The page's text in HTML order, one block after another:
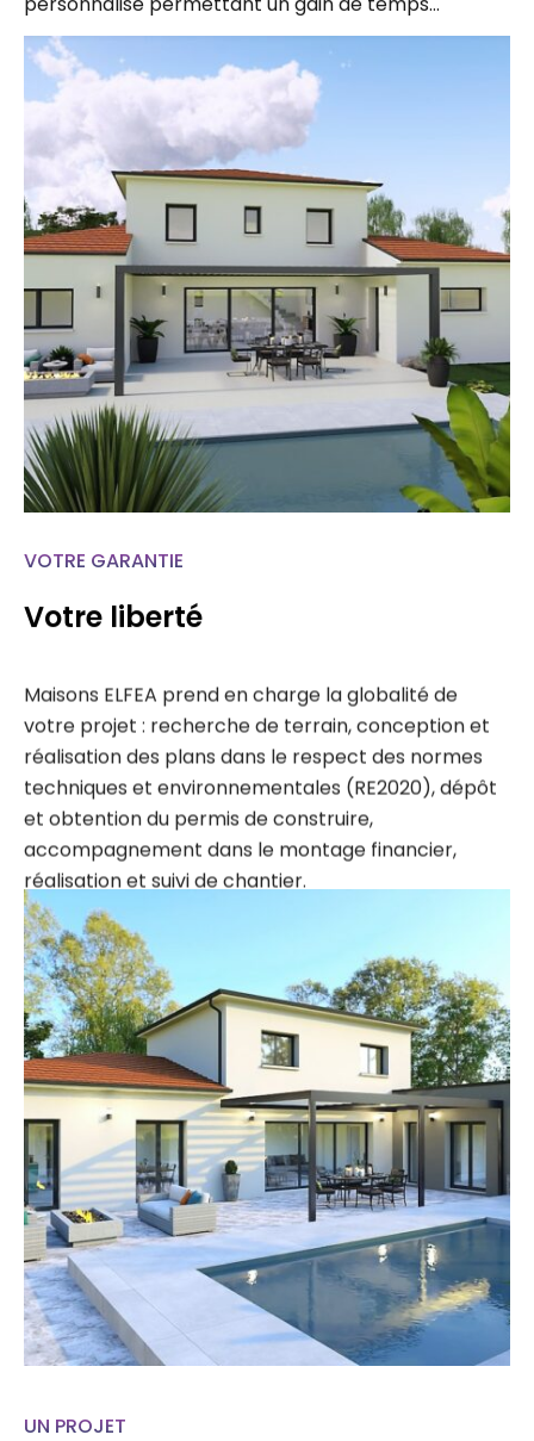
VOTRE GARANTIE
Votre liberté
votre projet : recherche de terrain, conception et
réalisation des plans dans le respect des normes
techniques et environnementales (RE2020), dépôt
et obtention du permis de construire,
accompagnement dans le montage financier,
réalisation et suivi de chantier.
UN PROJET